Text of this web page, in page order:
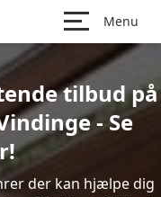
Menu
tilbud på
- Se
der kan hjælpe dig